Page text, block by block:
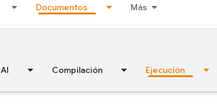
Documentos Más
AI Compilación Ejecución